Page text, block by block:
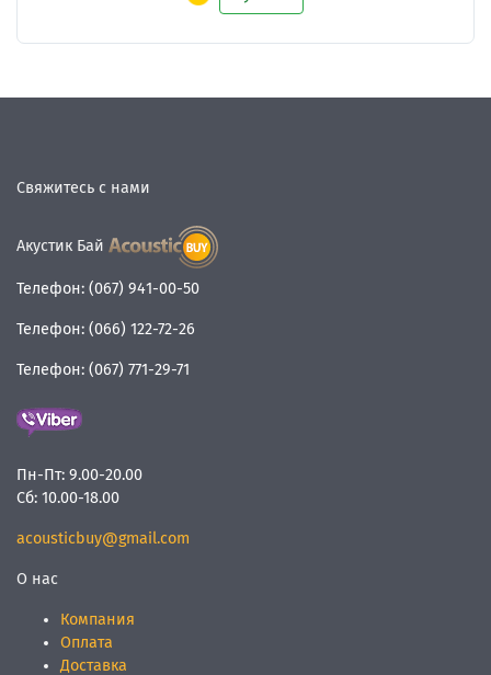
Свяжитесь с нами
Акустик Бай
Телефон: (067) 941-00-50
Телефон: (066) 122-72-26
Телефон: (067) 771-29-71
Пн-Пт: 9.00-20.00
Сб: 10.00-18.00
acousticbuy@gmail.com
О нас
Компания
Оплата
Доставка